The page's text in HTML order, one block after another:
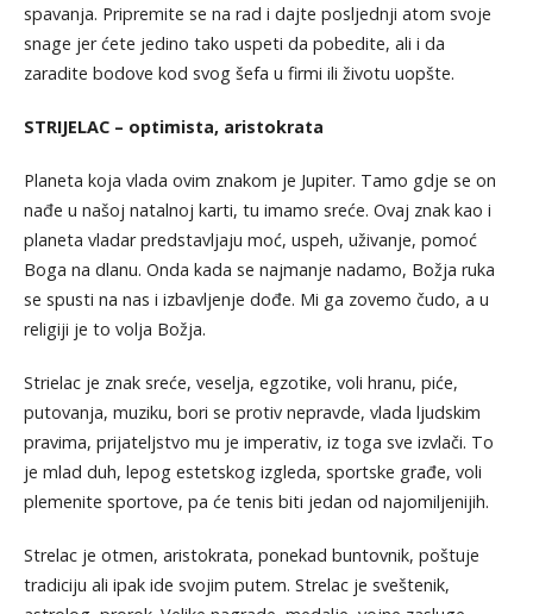
spavanja. Pripremite se na rad i dajte posljednji atom svoje
snage jer ćete jedino tako uspeti da pobedite, ali i da
zaradite bodove kod svog šefa u firmi ili životu uopšte.
STRIJELAC – optimista, aristokrata
Planeta koja vlada ovim znakom je Jupiter. Tamo gdje se on
nađe u našoj natalnoj karti, tu imamo sreće. Ovaj znak kao i
planeta vladar predstavljaju moć, uspeh, uživanje, pomoć
Boga na dlanu. Onda kada se najmanje nadamo, Božja ruka
se spusti na nas i izbavljenje dođe. Mi ga zovemo čudo, a u
religiji je to volja Božja.
Strielac je znak sreće, veselja, egzotike, voli hranu, piće,
putovanja, muziku, bori se protiv nepravde, vlada ljudskim
pravima, prijateljstvo mu je imperativ, iz toga sve izvlači. To
je mlad duh, lepog estetskog izgleda, sportske građe, voli
plemenite sportove, pa će tenis biti jedan od najomiljenijih.
Strelac je otmen, aristokrata, ponekad buntovnik, poštuje
tradiciju ali ipak ide svojim putem. Strelac je sveštenik,